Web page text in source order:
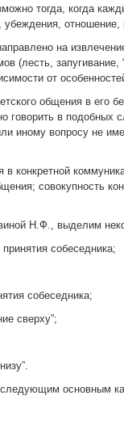
тогда, когда
убеждения,
на
(лесть, запугивание,
от
общения в его
говорить в подобных
иному вопросу не
конкретной
совокупность
Н.Ф., выделим
собеседника;
собеседника;
сверху”;
основным